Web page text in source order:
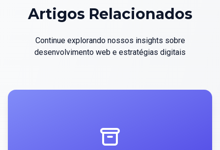
Artigos Relacionados
Continue explorando nossos insights sobre
desenvolvimento web e estratégias digitais